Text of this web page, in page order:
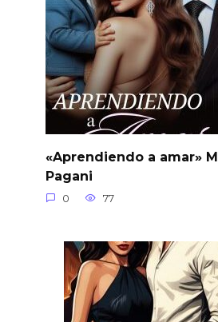
«Aprendiendo a amar»
Pagani
0 77